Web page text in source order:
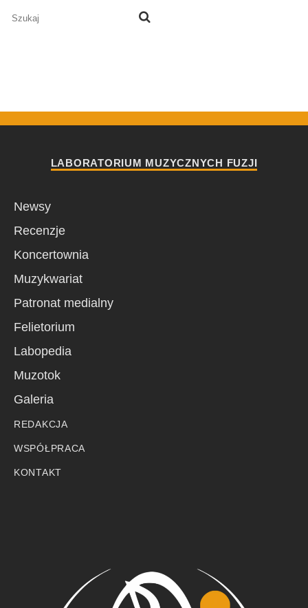
LABORATORIUM MUZYCZNYCH FUZJI
Newsy
Recenzje
Koncertownia
Muzykwariat
Patronat medialny
Felietorium
Labopedia
Muzotok
Galeria
REDAKCJA
WSPÓŁPRACA
KONTAKT